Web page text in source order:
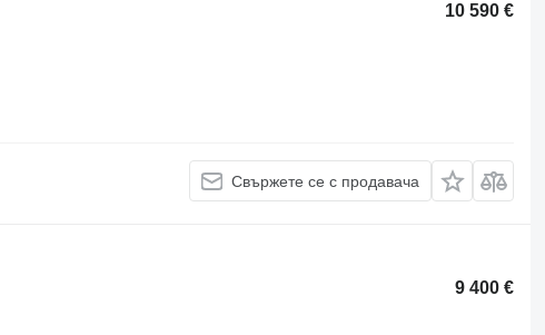
10 590 €
Свържете се с продавача
9 400 €